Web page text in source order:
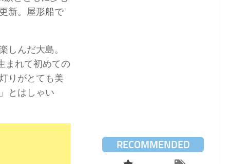
新。屋形船で
しんだ大島。
まれて初めての
りがとても美
とはしゃい
RECOMMENDED